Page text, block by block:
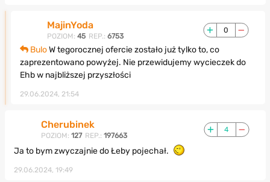
MajinYoda
POZIOM: 45 REP.: 6753
0
BuloW tegorocznej ofercie zostało już tylko to, co
zaprezentowano powyżej. Nie przewidujemy wycieczek do
Ehb w najbliższej przyszłości
29.06.2024, 21:54
Cherubinek
POZIOM: 127 REP.: 197663
4
Ja to bym zwyczajnie do Łeby pojechał.
29.06.2024, 19:49